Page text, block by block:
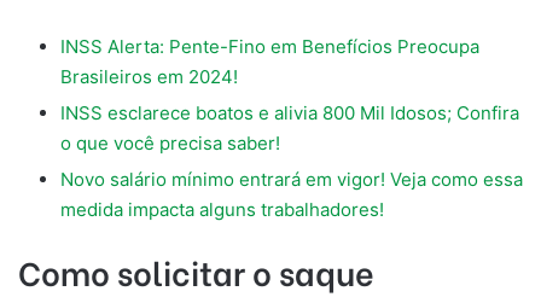
INSS Alerta: Pente-Fino em Benefícios Preocupa
Brasileiros em 2024!
INSS esclarece boatos e alivia 800 Mil Idosos; Confira
o que você precisa saber!
Novo salário mínimo entrará em vigor! Veja como essa
medida impacta alguns trabalhadores!
Como solicitar o saque